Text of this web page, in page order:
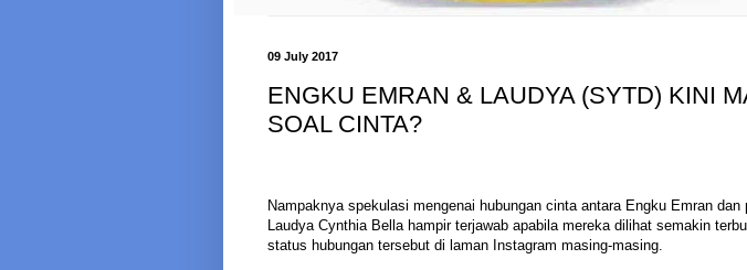
09 July 2017
ENGKU EMRAN & LAUDYA (SYTD) KINI
SOAL CINTA?
Nampaknya spekulasi mengenai hubungan cinta antara Engku Emran dan
Laudya Cynthia Bella hampir terjawab apabila mereka dilihat semakin
status hubungan tersebut di laman Instagram masing-masing.